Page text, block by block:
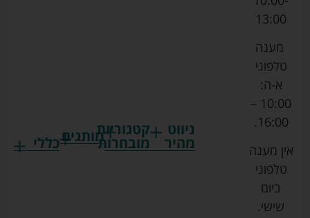
ניווט
מהיר
קטגוריות
מובחרותמותגים
גרקו
כללי
13:00
מענה
טלפוני
א-ה:
10:00 –
16:00.
אין מענה
טלפוני
ביום
שישי.